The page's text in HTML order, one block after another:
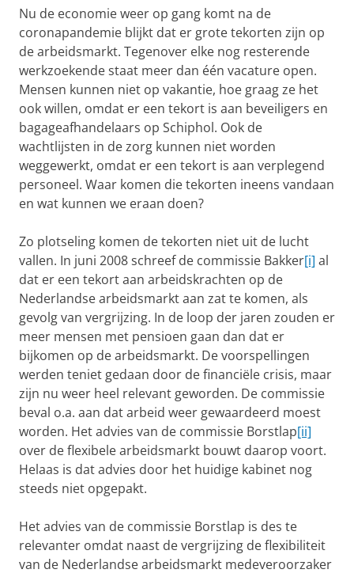
Nu de economie weer op gang komt na de
coronapandemie blijkt dat er grote tekorten zijn op
de arbeidsmarkt. Tegenover elke nog resterende
werkzoekende staat meer dan één vacature open.
Mensen kunnen niet op vakantie, hoe graag ze het
ook willen, omdat er een tekort is aan beveiligers en
bagageafhandelaars op Schiphol. Ook de
wachtlijsten in de zorg kunnen niet worden
weggewerkt, omdat er een tekort is aan verplegend
personeel. Waar komen die tekorten ineens vandaan
en wat kunnen we eraan doen?
Zo plotseling komen de tekorten niet uit de lucht
vallen. In juni 2008 schreef de commissie Bakker[i] al
dat er een tekort aan arbeidskrachten op de
Nederlandse arbeidsmarkt aan zat te komen, als
gevolg van vergrijzing. In de loop der jaren zouden er
meer mensen met pensioen gaan dan dat er
bijkomen op de arbeidsmarkt. De voorspellingen
werden teniet gedaan door de financiële crisis, maar
zijn nu weer heel relevant geworden. De commissie
beval o.a. aan dat arbeid weer gewaardeerd moest
worden. Het advies van de commissie Borstlap[ii]
over de flexibele arbeidsmarkt bouwt daarop voort.
Helaas is dat advies door het huidige kabinet nog
steeds niet opgepakt.
Het advies van de commissie Borstlap is des te
relevanter omdat naast de vergrijzing de flexibiliteit
van de Nederlandse arbeidsmarkt medeveroorzaker